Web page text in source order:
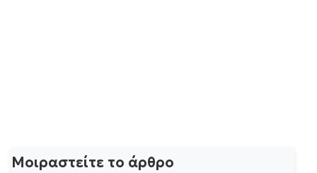
Μοιραστείτε το άρθρο